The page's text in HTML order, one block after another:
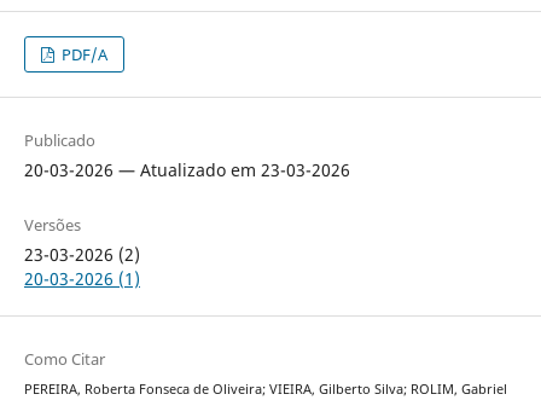
PDF/A
Publicado
20-03-2026 — Atualizado em 23-03-2026
Versões
23-03-2026 (2)
20-03-2026 (1)
Como Citar
PEREIRA, Roberta Fonseca de Oliveira; VIEIRA, Gilberto Silva; ROLIM, Gabriel